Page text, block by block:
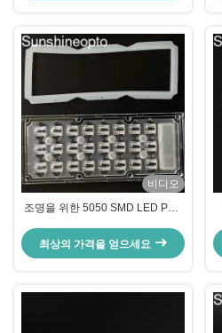
비디오
조명을 위한 5050 SMD LED PCB
급 PC 소재 렌즈
최상의 가격을 얻으세요